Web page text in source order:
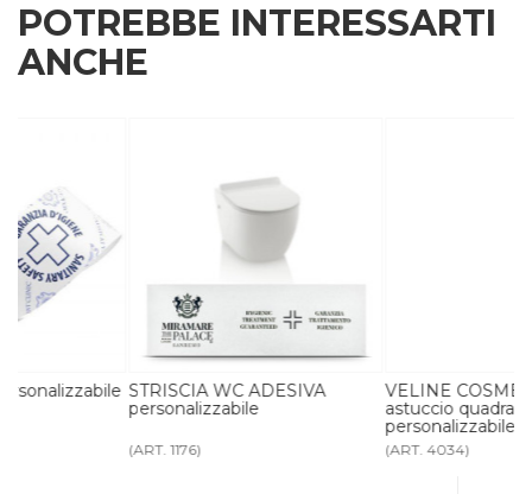
POTREBBE INTERESSARTI
ANCHE
STRISCIA WC ADESIVA
personalizzabile
VELINE COSMETICHE
astuccio quadrato
personalizzabile